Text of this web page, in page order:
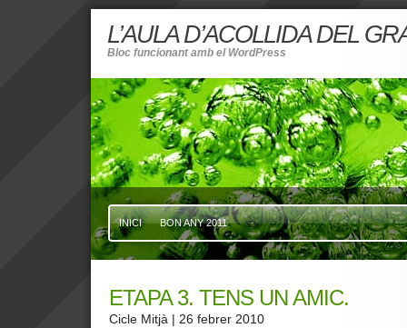
L’AULA D’ACOLLIDA DEL
Bloc funcionant amb el WordPress
INICI BON ANY 2011
ETAPA 3. TENS UN AMIC.
Cicle Mitjà | 26 febrer 2010